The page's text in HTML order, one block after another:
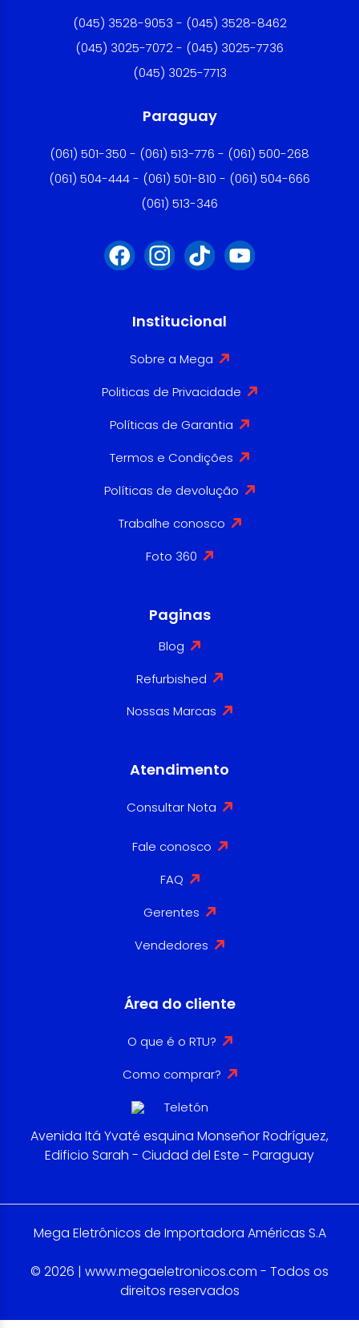
(045) 3528-9053 - (045) 3528-8462
(045) 3025-7072 - (045) 3025-7736
(045) 3025-7713
Paraguay
(061) 501-350 - (061) 513-776 - (061) 500-268
(061) 504-444 - (061) 501-810 - (061) 504-666
(061) 513-346
Institucional
Sobre a Mega
Politicas de Privacidade
Políticas de Garantia
Termos e Condições
Políticas de devolução
Trabalhe conosco
Foto 360
Paginas
Blog
Refurbished
Nossas Marcas
Atendimento
Consultar Nota
Fale conosco
FAQ
Gerentes
Vendedores
Área do cliente
O que é o RTU?
Como comprar?
Avenida Itá Yvaté esquina Monseñor Rodríguez,
Edificio Sarah - Ciudad del Este - Paraguay
Mega Eletrônicos de Importadora Américas S.A
© 2026 | www.megaeletronicos.com - Todos os
direitos reservados